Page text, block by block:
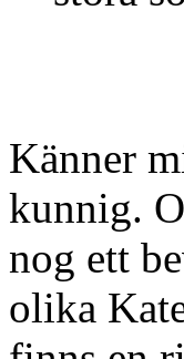
Känner
kunnig.
nog ett
olika